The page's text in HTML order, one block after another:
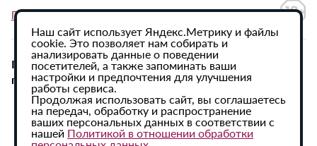
Политика в отношении обработки персональных данных
При использовании материалов сайта активная
гиперссылка на ИА «Регион 64» обязательна.
Наш сайт использует Яндекс.Метрику и файлы
cookie. Это позволяет нам собирать и
анализировать данные о поведении
посетителей, а также запоминать ваши
настройки и предпочтения для улучшения
работы сервиса.
Продолжая использовать сайт, вы соглашаетесь
на передач, обработку и распространение
ваших персональных данных в соответствии с
нашей Политикой в отношении обработки